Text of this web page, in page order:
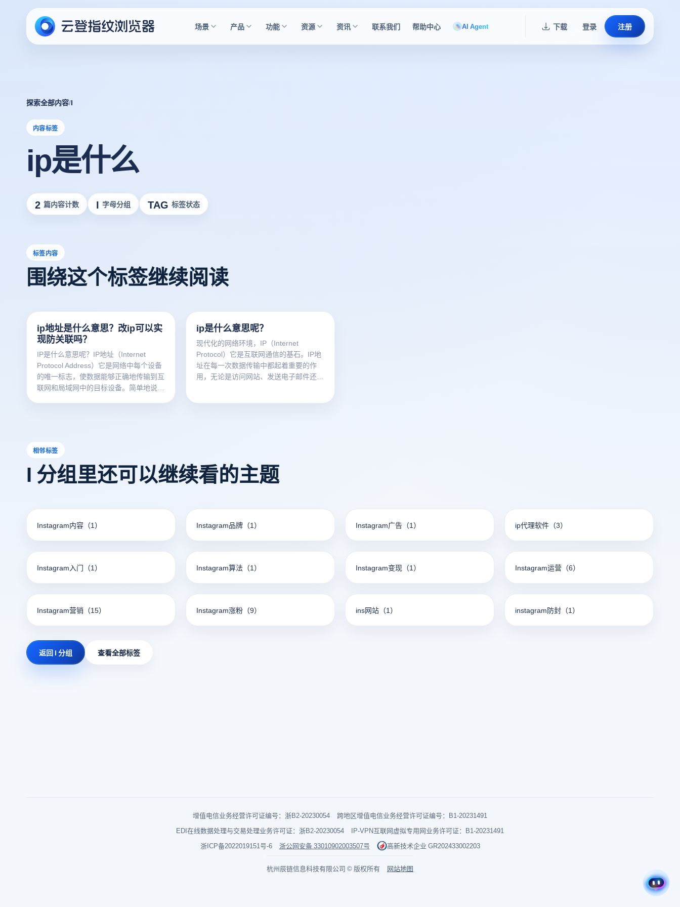
场景 产品 功能 资源 资讯 联系我们 帮助中心 AI Agent 下载 登录 注册
探索全部内容/I
内容标签
ip是什么
2 篇内容计数 I 字母分组 TAG 标签状态
标签内容
围绕这个标签继续阅读
ip地址是什么意思？改ip可以实
现防关联吗？
IP是什么意思呢？IP地址（Internet
Protocol Address）它是网络中每个设备
的唯一标志，使数据能够正确地传输到互
联网和局域网中的目标设备。简单地说，
探讨IP地址的基本概念，以及更改IP地址
是否能有效地防止关联性和跟踪机制。
ip是什么意思呢？
现代化的网络环境，IP（Internet
Protocol）它是互联网通信的基石。IP地
址在每一次数据传输中都起着重要的作
用，无论是访问网站、发送电子邮件还是
相邻标签
I 分组里还可以继续看的主题
Instagram内容 （1） Instagram品牌 （1） Instagram广告 （1） ip代理软件 （3）
Instagram入门 （1） Instagram算法 （1） Instagram变现 （1） Instagram运营 （6）
Instagram营销 （15） Instagram涨粉 （9） ins网站 （1） instagram防封 （1）
返回 I 分组 查看全部标签
增值电信业务经营许可证编号：浙B2-20230054
跨地区增值电信业务经营许可证编号：B1-20231491
EDI在线数据处理与交易处理业务许可证：浙B2-20230054
IP-VPN互联网虚拟专用网业务许可证：B1-20231491
浙ICP备2022019151号-6
浙公网安备 33010902003507号 高新技术企业 GR202433002203
杭州辰链信息科技有限公司 © 版权所有 网站地图